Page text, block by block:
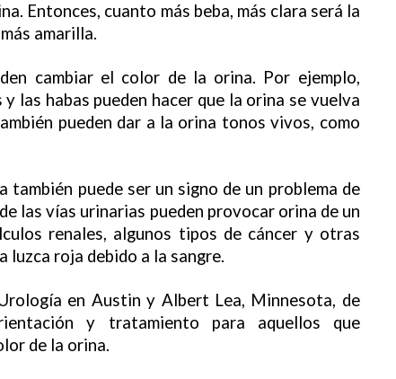
Entonces, cuanto más beba, más clara será la
amarilla.
cambiar el color de la orina. Por ejemplo,
las habas pueden hacer que la orina se vuelva
pueden dar a la orina tonos vivos, como
también puede ser un signo de un problema de
las vías urinarias pueden provocar orina de un
renales, algunos tipos de cáncer y otras
luzca roja debido a la sangre.
en Austin y Albert Lea, Minnesota, de
y tratamiento para aquellos que
de la orina.